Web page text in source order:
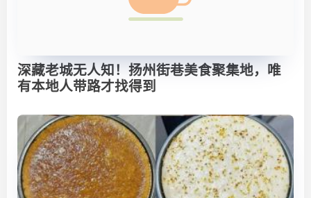
深藏老城无人知！扬州街巷美食聚集地，唯
有本地人带路才找得到